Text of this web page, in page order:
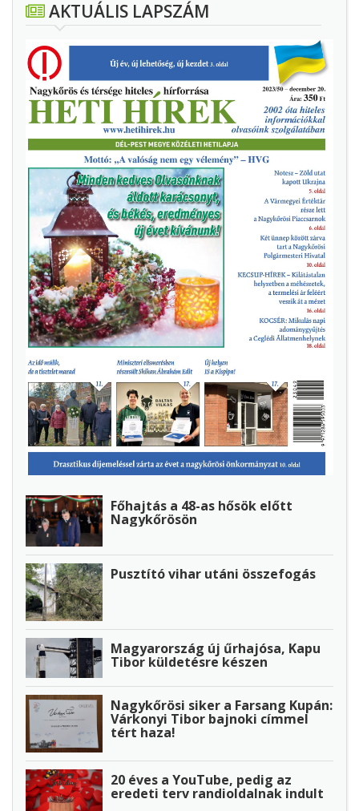
AKTUÁLIS LAPSZÁM
Főhajtás a 48-as hősök előtt
Nagykőrösön
Pusztító vihar utáni összefogás
Magyarország új űrhajósa, Kapu
Tibor küldetésre készen
Nagykőrösi siker a Farsang Kupán:
Várkonyi Tibor bajnoki címmel
tért haza!
20 éves a YouTube, pedig az
eredeti terv randioldalnak indult